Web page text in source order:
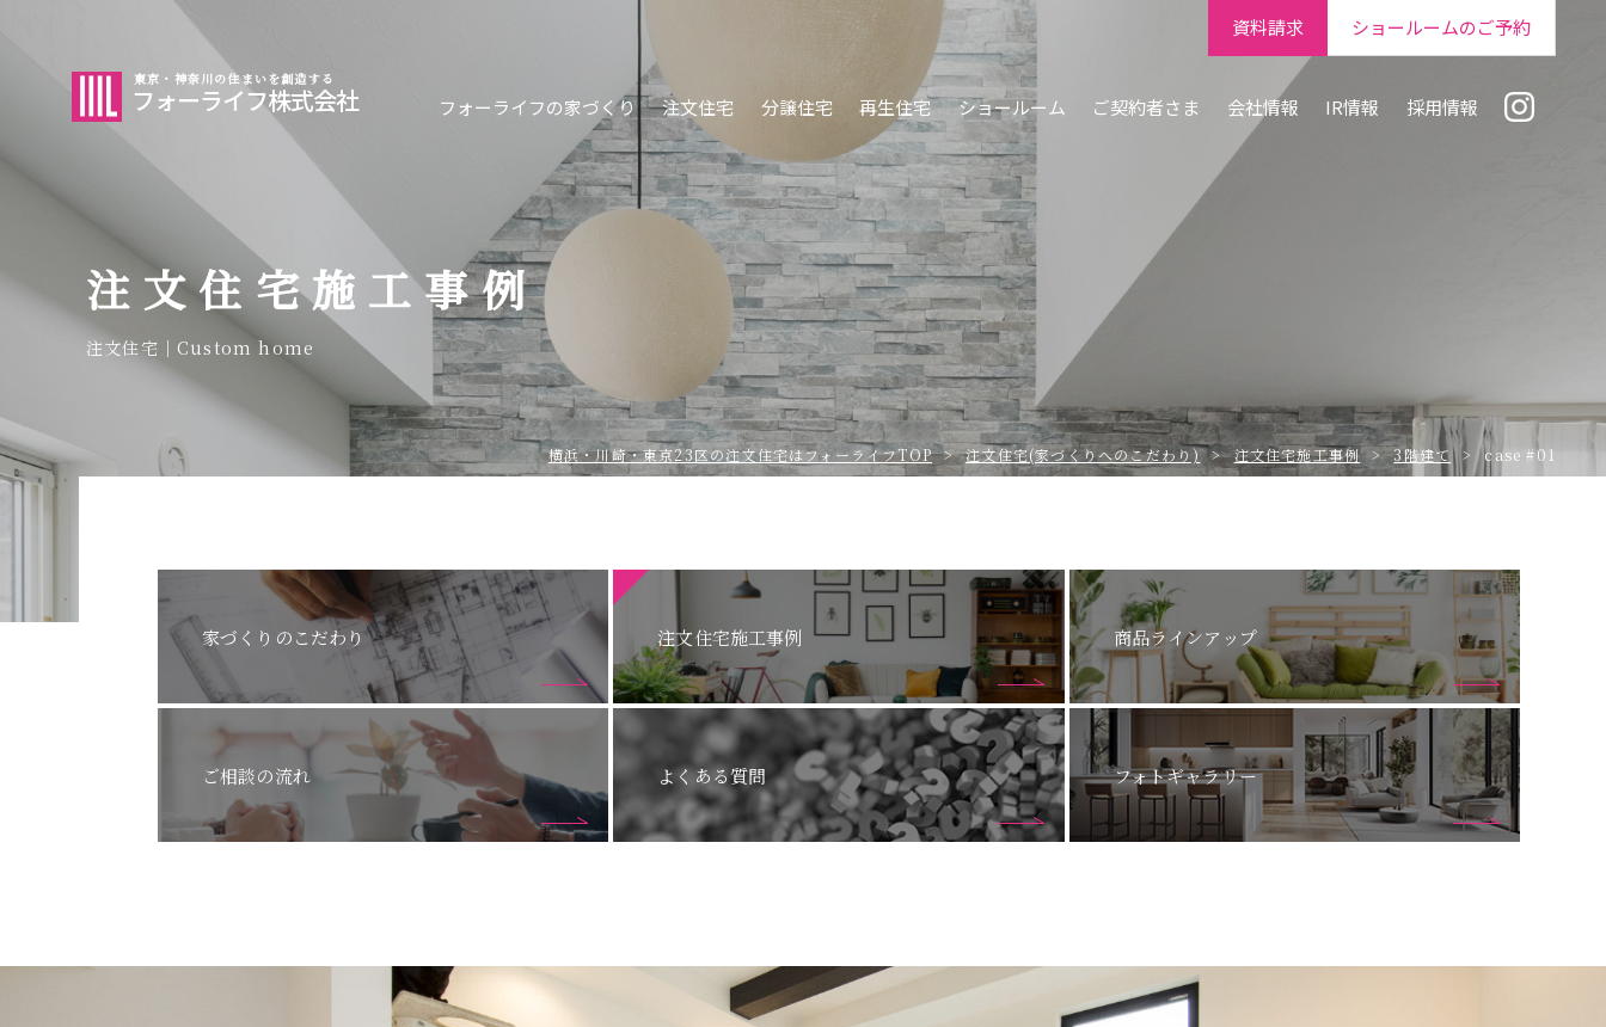
東京・神奈川の住まいを創造する
フォーライフ株式会社 フォーライフの家づくり 注文住宅 分譲住宅 再生住宅 ショールーム ご契約者さま 会社情報 IR情報 採用情報
資料請求 ショールームのご予約
注文住宅施工事例
注文住宅｜Custom home
横浜・川崎・東京23区の注⽂住宅はフォーライフTOP 注文住宅(家づくりへのこだわり) 注文住宅施工事例 3階建て case #01
家づくりのこだわり 注文住宅施工事例 商品ラインアップ
ご相談の流れ よくある質問 フォトギャラリー